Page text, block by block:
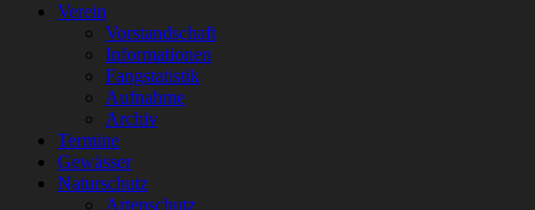
Verein
Vorstandschaft
Informationen
Fangstatistik
Aufnahme
Archiv
Termine
Gewässer
Naturschutz
Artenschutz